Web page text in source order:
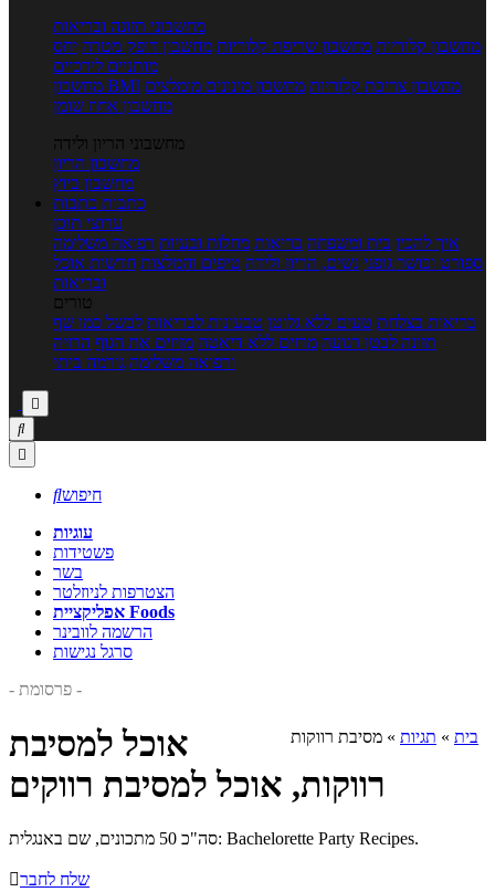
מחשבוני תזונה ובריאות
מחשבון קלוריות מחשבון שריפת קלוריות מחשבון דופק מטרה יחס
מותניים לירכיים
מחשבון BMI
מחשבון צריכת קלוריות מחשבון מינונים מומלצים
מחשבון אחוז שומן
מחשבוני הריון ולידה
מחשבון הריון
מחשבון ביוץ
כתבות כתבות
ערוצי תוכן
איך להכין בית ומשפחה בריאות מחלות ובעיות רפואה משלימה
ספורט וכושר גופני נשים, הריון ולידה טיפים והמלצות חדשות אוכל
ובריאות
טורים
בריאות בצלחת טעים ללא גלוטן טבעונות לבריאות לבשל כמו שף
תזונה לבטן רגועה מרזים ללא דיאטה מזיזים את הגוף הרזיה
ורפואה משלימה גורמה ביתי



חיפוש
עוגיות
פשטידות
בשר
הצטרפות לניוזלטר
אפליקציית Foods
הרשמה לוובינר
סרגל נגישות
- פרסומת -
בית » תגיות » מסיבת רווקות
אוכל למסיבת
רווקות, אוכל למסיבת רווקים
סה"כ 50 מתכונים, שם באנגלית: Bachelorette Party Recipes.
שלח לחבר